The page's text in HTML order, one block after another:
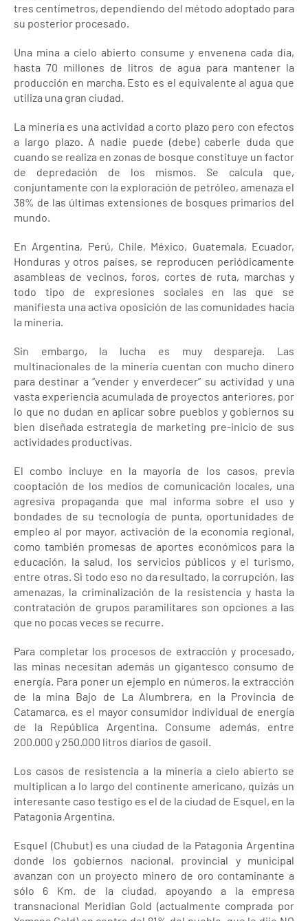
tres centímetros, dependiendo del método adoptado para
su posterior procesado.
Una mina a cielo abierto consume y envenena cada día,
hasta 70 millones de litros de agua para mantener la
producción en marcha. Esto es el equivalente al agua que
utiliza una gran ciudad.
La minería es una actividad a corto plazo pero con efectos
a largo plazo. A nadie puede (debe) caberle duda que
cuando se realiza en zonas de bosque constituye un factor
de depredación de los mismos. Se calcula que,
conjuntamente con la exploración de petróleo, amenaza el
38% de las últimas extensiones de bosques primarios del
mundo.
En Argentina, Perú, Chile, México, Guatemala, Ecuador,
Honduras y otros países, se reproducen periódicamente
asambleas de vecinos, foros, cortes de ruta, marchas y
todo tipo de expresiones sociales en las que se
manifiesta una activa oposición de las comunidades hacia
la minería.
Sin embargo, la lucha es muy despareja. Las
multinacionales de la minería cuentan con mucho dinero
para destinar a “vender y enverdecer” su actividad y una
vasta experiencia acumulada de proyectos anteriores, por
lo que no dudan en aplicar sobre pueblos y gobiernos su
bien diseñada estrategia de marketing pre-inicio de sus
actividades productivas.
El combo incluye en la mayoría de los casos, previa
cooptación de los medios de comunicación locales, una
agresiva propaganda que mal informa sobre el uso y
bondades de su tecnología de punta, oportunidades de
empleo al por mayor, activación de la economía regional,
como también promesas de aportes económicos para la
educación, la salud, los servicios públicos y el turismo,
entre otras. Si todo eso no da resultado, la corrupción, las
amenazas, la criminalización de la resistencia y hasta la
contratación de grupos paramilitares son opciones a las
que no pocas veces se recurre.
Para completar los procesos de extracción y procesado,
las minas necesitan además un gigantesco consumo de
energía. Para poner un ejemplo en números, la extracción
de la mina Bajo de La Alumbrera, en la Provincia de
Catamarca, es el mayor consumidor individual de energía
de la República Argentina. Consume además, entre
200.000 y 250.000 litros diarios de gasoil.
Los casos de resistencia a la minería a cielo abierto se
multiplican a lo largo del continente americano, quizás un
interesante caso testigo es el de la ciudad de Esquel, en la
Patagonia Argentina.
Esquel (Chubut) es una ciudad de la Patagonia Argentina
donde los gobiernos nacional, provincial y municipal
avanzan con un proyecto minero de oro contaminante a
sólo 6 Km. de la ciudad, apoyando a la empresa
transnacional Meridian Gold (actualmente comprada por